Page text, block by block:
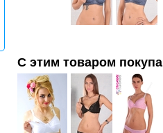
С этим товаром